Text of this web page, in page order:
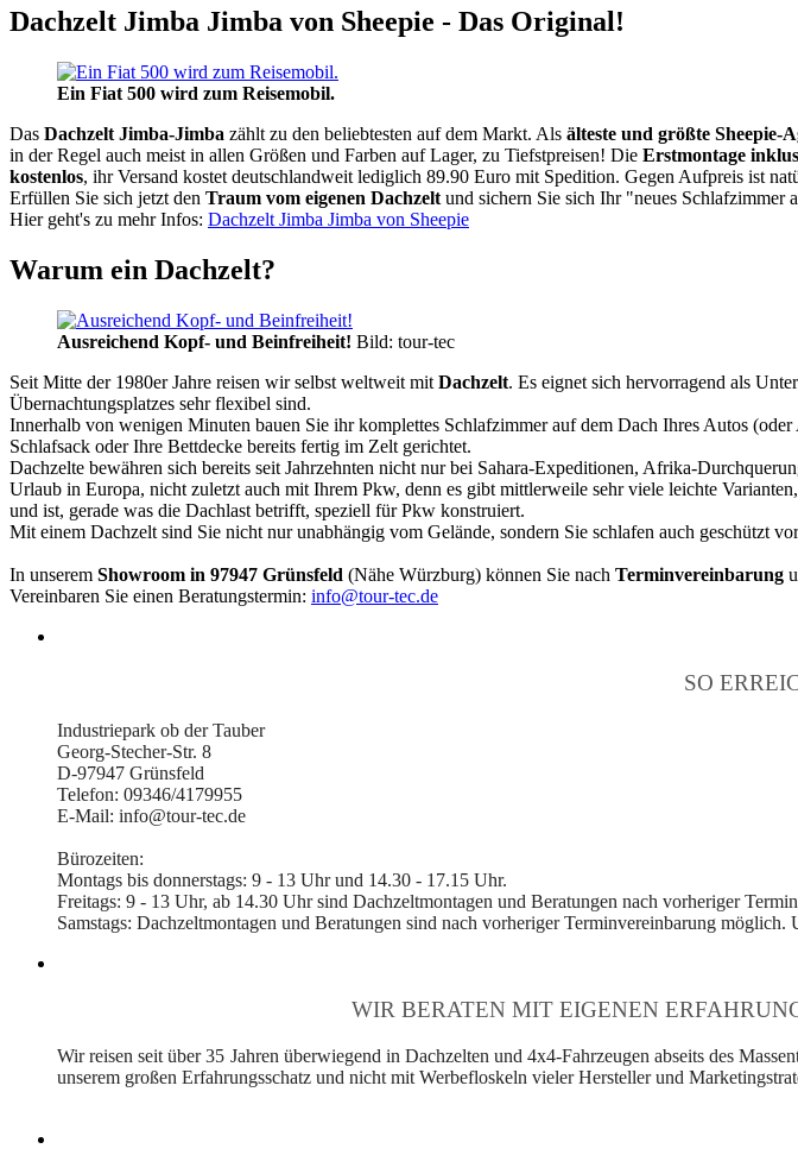
Dachzelt Jimba Jimba von Sheepie - Das Original!
Ein Fiat 500 wird zum Reisemobil.
Das Dachzelt Jimba-Jimba zählt zu den beliebtesten auf dem Markt. Als älteste und größte Sheepie-
in der Regel auch meist in allen Größen und Farben auf Lager, zu Tiefstpreisen! Die Erstmontage
kostenlos, ihr Versand kostet deutschlandweit lediglich 89.90 Euro mit Spedition. Gegen Aufpreis ist
Erfüllen Sie sich jetzt den Traum vom eigenen Dachzelt und sichern Sie sich Ihr "neues Schlafzimmer
Hier geht's zu mehr Infos: Dachzelt Jimba Jimba von Sheepie
Warum ein Dachzelt?
Ausreichend Kopf- und Beinfreiheit! Bild: tour-tec
Seit Mitte der 1980er Jahre reisen wir selbst weltweit mit Dachzelt. Es eignet sich hervorragend als
Übernachtungsplatzes sehr flexibel sind.
Innerhalb von wenigen Minuten bauen Sie ihr komplettes Schlafzimmer auf dem Dach Ihres Autos
Schlafsack oder Ihre Bettdecke bereits fertig im Zelt gerichtet.
Dachzelte bewähren sich bereits seit Jahrzehnten nicht nur bei Sahara-Expeditionen, Afrika-
Urlaub in Europa, nicht zuletzt auch mit Ihrem Pkw, denn es gibt mittlerweile sehr viele leichte
und ist, gerade was die Dachlast betrifft, speziell für Pkw konstruiert.
Mit einem Dachzelt sind Sie nicht nur unabhängig vom Gelände, sondern Sie schlafen auch geschützt
In unserem Showroom in 97947 Grünsfeld (Nähe Würzburg) können Sie nach Terminvereinbarung
Vereinbaren Sie einen Beratungstermin: info@tour-tec.de
SO
Industriepark ob der Tauber
Georg-Stecher-Str. 8
D-97947 Grünsfeld
Telefon: 09346/4179955
E-Mail: info@tour-tec.de
Bürozeiten:
Montags bis donnerstags: 9 - 13 Uhr und 14.30 - 17.15 Uhr.
Freitags: 9 - 13 Uhr, ab 14.30 Uhr sind Dachzeltmontagen und Beratungen nach vorheriger
Samstags: Dachzeltmontagen und Beratungen sind nach vorheriger Terminvereinbarung möglich.
WIR BERATEN MIT EIGENEN
Wir reisen seit über 35 Jahren überwiegend in Dachzelten und 4x4-Fahrzeugen abseits des
unserem großen Erfahrungsschatz und nicht mit Werbefloskeln vieler Hersteller und